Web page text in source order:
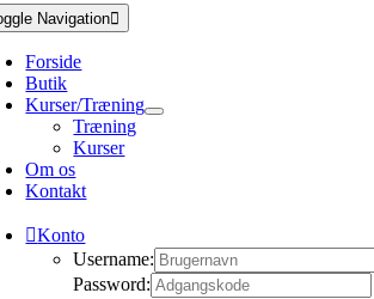
Navigation
Forside
Butik
Kurser/Træning
Træning
Kurser
Om os
Kontakt
Konto
Username:
Password: